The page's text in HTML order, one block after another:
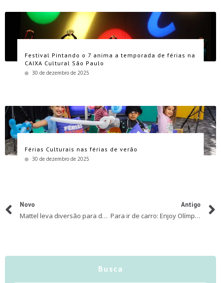
Festival Pintando o 7 anima a temporada de férias na
CAIXA Cultural São Paulo
30 de dezembro de 2025
Férias Culturais nas férias de verão
30 de dezembro de 2025
Novo
Mattel leva diversão para dentro de casa no Dia das Crianças
Antigo
Para ir de carro: Enjoy Olímpia Park Resort oferece facilidades para curtir feriados de novembro
Busca